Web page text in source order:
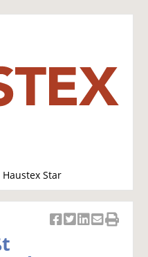
Haustex Star
u
c